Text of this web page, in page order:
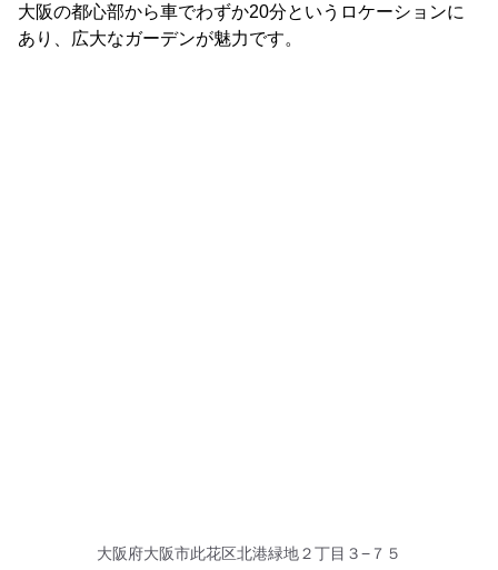
大阪の都心部から車でわずか20分というロケーションに
あり、広大なガーデンが魅力です。
大阪府大阪市此花区北港緑地２丁目３−７５